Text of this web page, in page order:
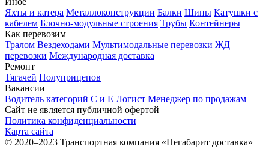
Яхты и катера Металлоконструкции Балки Шины Катушки с
кабелем Блочно-модульные строения Трубы Контейнеры
Как перевозим
Тралом Вездеходами Мультимодальные перевозки ЖД
перевозки Международная доставка
Ремонт
Тягачей Полуприцепов
Вакансии
Водитель категорий С и Е Логист Менеджер по продажам
Сайт не является публичной офертой
Политика конфиденциальности
Карта сайта
© 2020–2023 Транспортная компания «Негабарит доставка»